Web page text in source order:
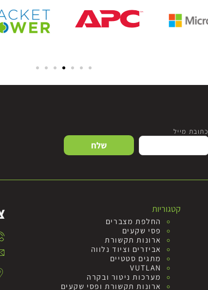
כתובת מייל
שלח
קטגוריות
החלפת מצברים
פסי שקעים
ארונות תקשורת
אביזרים וציוד נלווה
מתגים סטטיים
VUTLAN
מערכות ניטור ובקרה
ארונות תקשורת ופסי שקעים